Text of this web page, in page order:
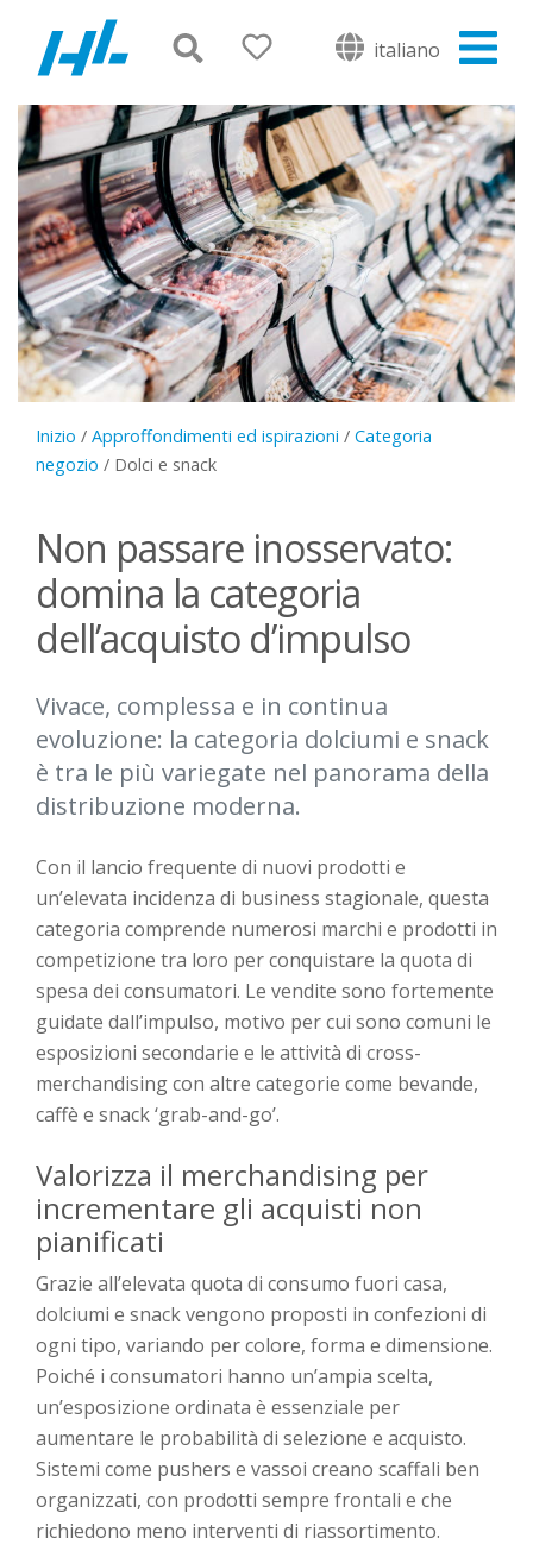
italiano
Inizio / Approffondimenti ed ispirazioni / Categoria
negozio / Dolci e snack
Non passare inosservato:
domina la categoria
dell’acquisto d’impulso
Vivace, complessa e in continua
evoluzione: la categoria dolciumi e snack
è tra le più variegate nel panorama della
distribuzione moderna.
Con il lancio frequente di nuovi prodotti e
un’elevata incidenza di business stagionale, questa
categoria comprende numerosi marchi e prodotti in
competizione tra loro per conquistare la quota di
spesa dei consumatori. Le vendite sono fortemente
guidate dall’impulso, motivo per cui sono comuni le
esposizioni secondarie e le attività di cross-
merchandising con altre categorie come bevande,
caffè e snack ‘grab-and-go’.
Valorizza il merchandising per
incrementare gli acquisti non
pianificati
Grazie all’elevata quota di consumo fuori casa,
dolciumi e snack vengono proposti in confezioni di
ogni tipo, variando per colore, forma e dimensione.
Poiché i consumatori hanno un’ampia scelta,
un’esposizione ordinata è essenziale per
aumentare le probabilità di selezione e acquisto.
Sistemi come pushers e vassoi creano scaffali ben
organizzati, con prodotti sempre frontali e che
richiedono meno interventi di riassortimento.